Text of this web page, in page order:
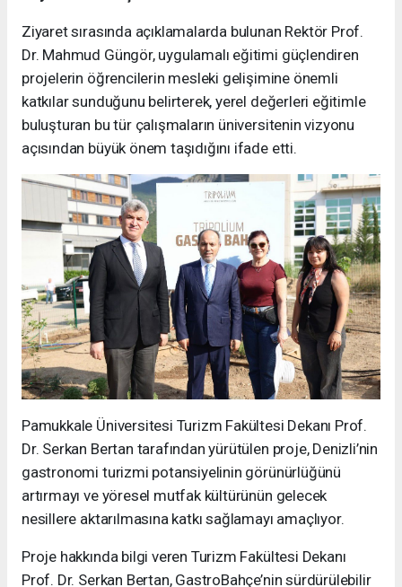
Ziyaret sırasında açıklamalarda bulunan Rektör Prof.
Dr. Mahmud Güngör, uygulamalı eğitimi güçlendiren
projelerin öğrencilerin mesleki gelişimine önemli
katkılar sunduğunu belirterek, yerel değerleri eğitimle
buluşturan bu tür çalışmaların üniversitenin vizyonu
açısından büyük önem taşıdığını ifade etti.
Pamukkale Üniversitesi Turizm Fakültesi Dekanı Prof.
Dr. Serkan Bertan tarafından yürütülen proje, Denizli’nin
gastronomi turizmi potansiyelinin görünürlüğünü
artırmayı ve yöresel mutfak kültürünün gelecek
nesillere aktarılmasına katkı sağlamayı amaçlıyor.
Proje hakkında bilgi veren Turizm Fakültesi Dekanı
Prof. Dr. Serkan Bertan, GastroBahçe’nin sürdürülebilir